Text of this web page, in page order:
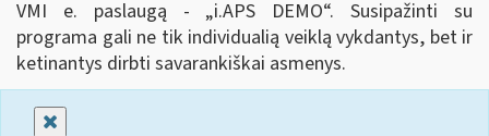
VMI e. paslaugą - „i.APS DEMO“. Susipažinti su
programa gali ne tik individualią veiklą vykdantys, bet ir
ketinantys dirbti savarankiškai asmenys.